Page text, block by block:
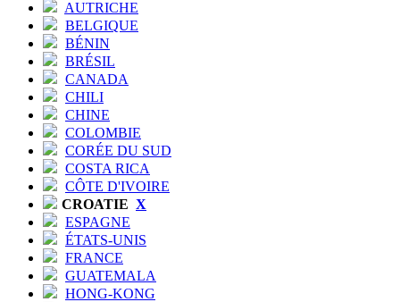
AUTRICHE
BELGIQUE
BÉNIN
BRÉSIL
CANADA
CHILI
CHINE
COLOMBIE
CORÉE DU SUD
COSTA RICA
CÔTE D'IVOIRE
CROATIE X
ESPAGNE
ÉTATS-UNIS
FRANCE
GUATEMALA
HONG-KONG